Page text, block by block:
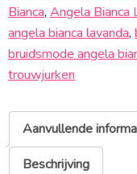
Bianca, Angela Bianca
angela bianca lavanda,
bruidsmode angela
trouwjurken
Aanvullende
Beschrijving